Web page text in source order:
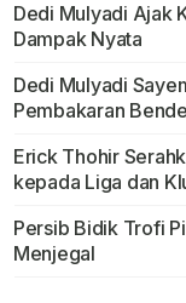
Dedi Mulyadi Ajak
Dampak Nyata
Dedi Mulyadi
Pembakaran
Erick Thohir
kepada Liga dan
Persib Bidik Trofi
Menjegal